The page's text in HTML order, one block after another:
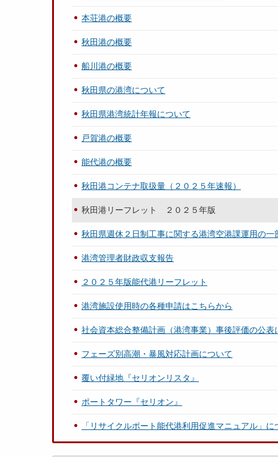
本荘港の概要
秋田港の概要
船川港の概要
秋田県の港湾について
秋田県港湾統計年報について
戸賀港の概要
能代港の概要
秋田港コンテナ取扱量（２０２５年速報）
秋田港リーフレット ２０２５年版
秋田県週休２日制工事に関する港湾空港課運用の一
港湾管理者財政収支報告
２０２５年版能代港リーフレット
港湾施設使用時の各種申請はこちらから
社会資本総合整備計画（港湾事業）事後評価の公表
フェーズ別高潮・暴風対応計画について
覆い付緑地『セリオンリスタ』
ポートタワー『セリオン』
「リサイクルポート能代港利用促進マニュアル」に